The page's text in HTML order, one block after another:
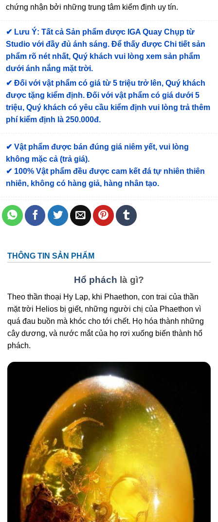
chứng nhận bởi những trung tâm kiểm định uy tín.
✔ Lưu Ý: Tất cả Sản phẩm được IGA Quay Chụp từ
Studio với đầy đủ ánh sáng. Để thấy được Chi tiết sản
phẩm rõ nét nhất, Quý khách vui lòng xem sản phẩm
dưới ánh nắng mặt trời.
✔ Đối với vật phẩm có giá từ 5 triệu trở lên, Quý khách
được tặng kiểm định. Đối với vật phẩm có giá dưới 5
triệu, Quý khách có yêu cầu kiểm định vui lòng trả thêm
phí kiểm định là 250.000đ.
✔ Vật phẩm được bán đúng giá niêm yết, vui lòng
không mặc cả (trả giá).
✔ 100% Vật phẩm đều được cam kết đá tự nhiên thiên
nhiên, không có hàng giả, hàng nhân tạo.
THÔNG TIN SẢN PHẨM
Hổ phách là gì?
Theo thần thoại Hy Lạp, khi Phaethon, con trai của thần
mặt trời Helios bị giết, những người chị của Phaethon vì
quá đau buồn mà khóc cho tới chết. Họ hóa thành những
cây dương, và nước mắt của họ rơi xuống biến thành hổ
phách.